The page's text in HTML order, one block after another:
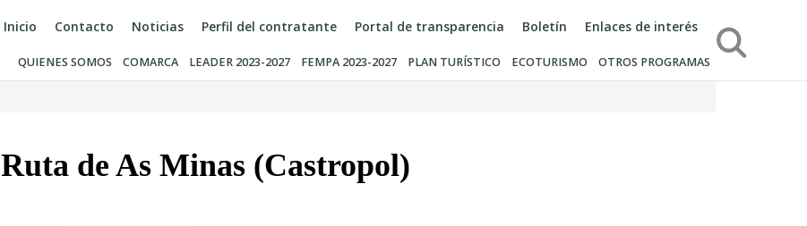
Inicio Contacto Noticias Perfil del contratante Portal de transparencia Boletín Enlaces de interés
QUIENES SOMOS COMARCA LEADER 2023-2027 FEMPA 2023-2027 PLAN TURÍSTICO ECOTURISMO OTROS PROGRAMAS
Búsqueda
Ruta de As Minas (Castropol)